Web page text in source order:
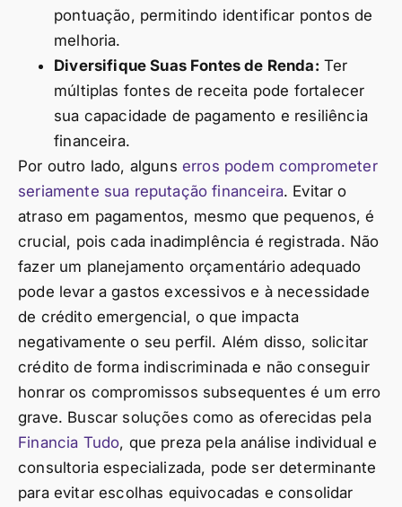
pontuação, permitindo identificar pontos de
melhoria.
Diversifique Suas Fontes de Renda: Ter
múltiplas fontes de receita pode fortalecer
sua capacidade de pagamento e resiliência
financeira.
Por outro lado, alguns erros podem comprometer
seriamente sua reputação financeira. Evitar o
atraso em pagamentos, mesmo que pequenos, é
crucial, pois cada inadimplência é registrada. Não
fazer um planejamento orçamentário adequado
pode levar a gastos excessivos e à necessidade
de crédito emergencial, o que impacta
negativamente o seu perfil. Além disso, solicitar
crédito de forma indiscriminada e não conseguir
honrar os compromissos subsequentes é um erro
grave. Buscar soluções como as oferecidas pela
Financia Tudo, que preza pela análise individual e
consultoria especializada, pode ser determinante
para evitar escolhas equivocadas e consolidar